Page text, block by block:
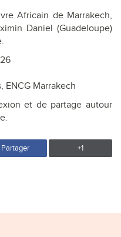
Africain de Marrakech,
Daniel (Guadeloupe)
ENCG Marrakech
et de partage autour
Partager +1